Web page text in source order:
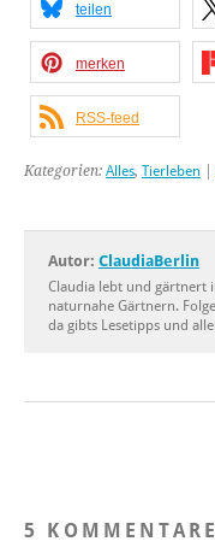
teilen
merken
RSS-feed
Kategorien: Alles, Tierleben
Autor: ClaudiaBerlin
Claudia lebt und gärtnert
naturnahe Gärtnern.
da gibts Lesetipps und
5 KOMMENTARE